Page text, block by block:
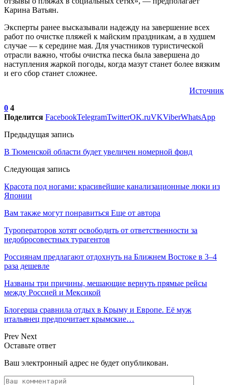
Карина Ватьян.
Эксперты ранее высказывали надежду на завершение всех
работ по очистке пляжей к майским праздникам, а в худшем
случае — к середине мая. Для участников туристической
отрасли важно, чтобы очистка песка была завершена до
наступления жаркой погоды, когда мазут станет более вязким
и его сбор станет сложнее.
Источник
0 4
Поделится FacebookTelegramTwitterOK.ruVKViberWhatsApp
Предыдущая запись
В Тюменской области будет увеличен номерной фонд
Следующая запись
Красота под ногами: красивейшие канализационные люки из
Японии
Вам также могут понравиться Еще от автора
Туроператоров хотят освободить от ответственности за
недобросовестных турагентов
Россиянам предлагают отдохнуть на Ближнем Востоке в 3–4
раза дешевле
Названы три причины, мешающие вернуть прямые рейсы
между Россией и Мексикой
Блогерша сравнила отдых в Крыму и Европе. Её муж
итальянец предпочитает крымские…
Prev Next
Оставьте ответ
Ваш электронный адрес не будет опубликован.